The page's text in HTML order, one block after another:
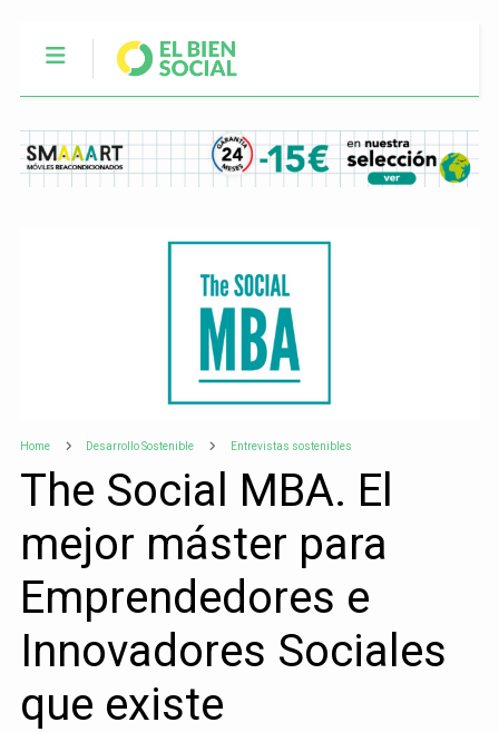
Home Desarrollo Sostenible Entrevistas sostenibles
The Social MBA. El
mejor máster para
Emprendedores e
Innovadores Sociales
que existe